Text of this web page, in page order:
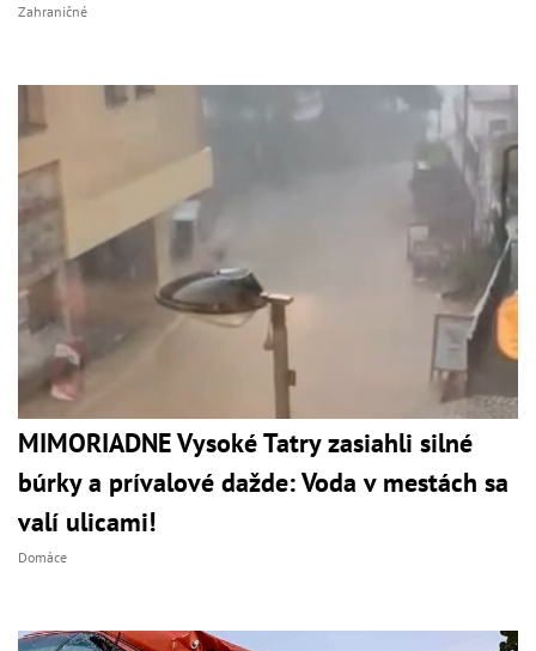
Zahraničné
MIMORIADNE Vysoké Tatry zasiahli silné
búrky a prívalové dažde: Voda v mestách sa
valí ulicami!
Domáce